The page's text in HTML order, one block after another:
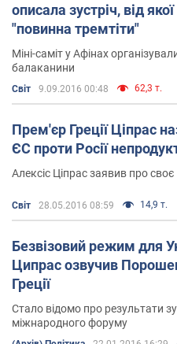
описала зустріч, від
"повинна тремтіти"
Міні-саміт у Афінах
балаканини
Світ 9.09.2016 00:48 62,3 т.
Прем'єр Греції Ціпрас
ЄС проти Росії
Алексіс Ціпрас заявив про
Світ 28.05.2016 08:59 14,9 т.
Безвізовий режим для
Ципрас озвучив
Греції
Стало відомо про результати
міжнародного форуму